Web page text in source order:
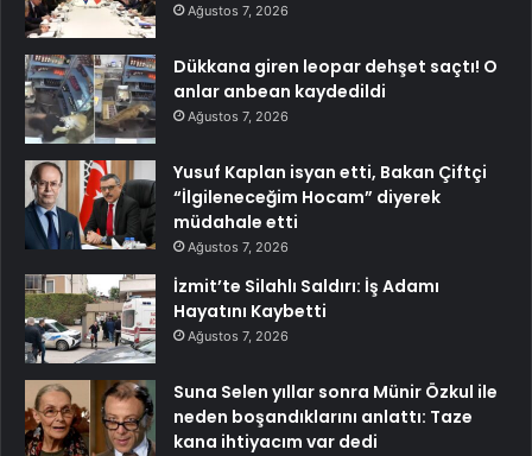
Ağustos 7, 2026
Dükkana giren leopar dehşet saçtı! O
anlar anbean kaydedildi
Ağustos 7, 2026
Yusuf Kaplan isyan etti, Bakan Çiftçi
“İlgileneceğim Hocam” diyerek
müdahale etti
Ağustos 7, 2026
İzmit’te Silahlı Saldırı: İş Adamı
Hayatını Kaybetti
Ağustos 7, 2026
Suna Selen yıllar sonra Münir Özkul ile
neden boşandıklarını anlattı: Taze
kana ihtiyacım var dedi